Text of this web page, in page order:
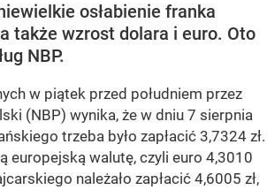
osłabienie franka
także wzrost dolara i euro. Oto
NBP.
w piątek przed południem przez
(NBP) wynika, że w dniu 7 sierpnia
trzeba było zapłacić 3,7324 zł.
europejską walutę, czyli euro 4,3010
należało zapłacić 4,6005 zł,